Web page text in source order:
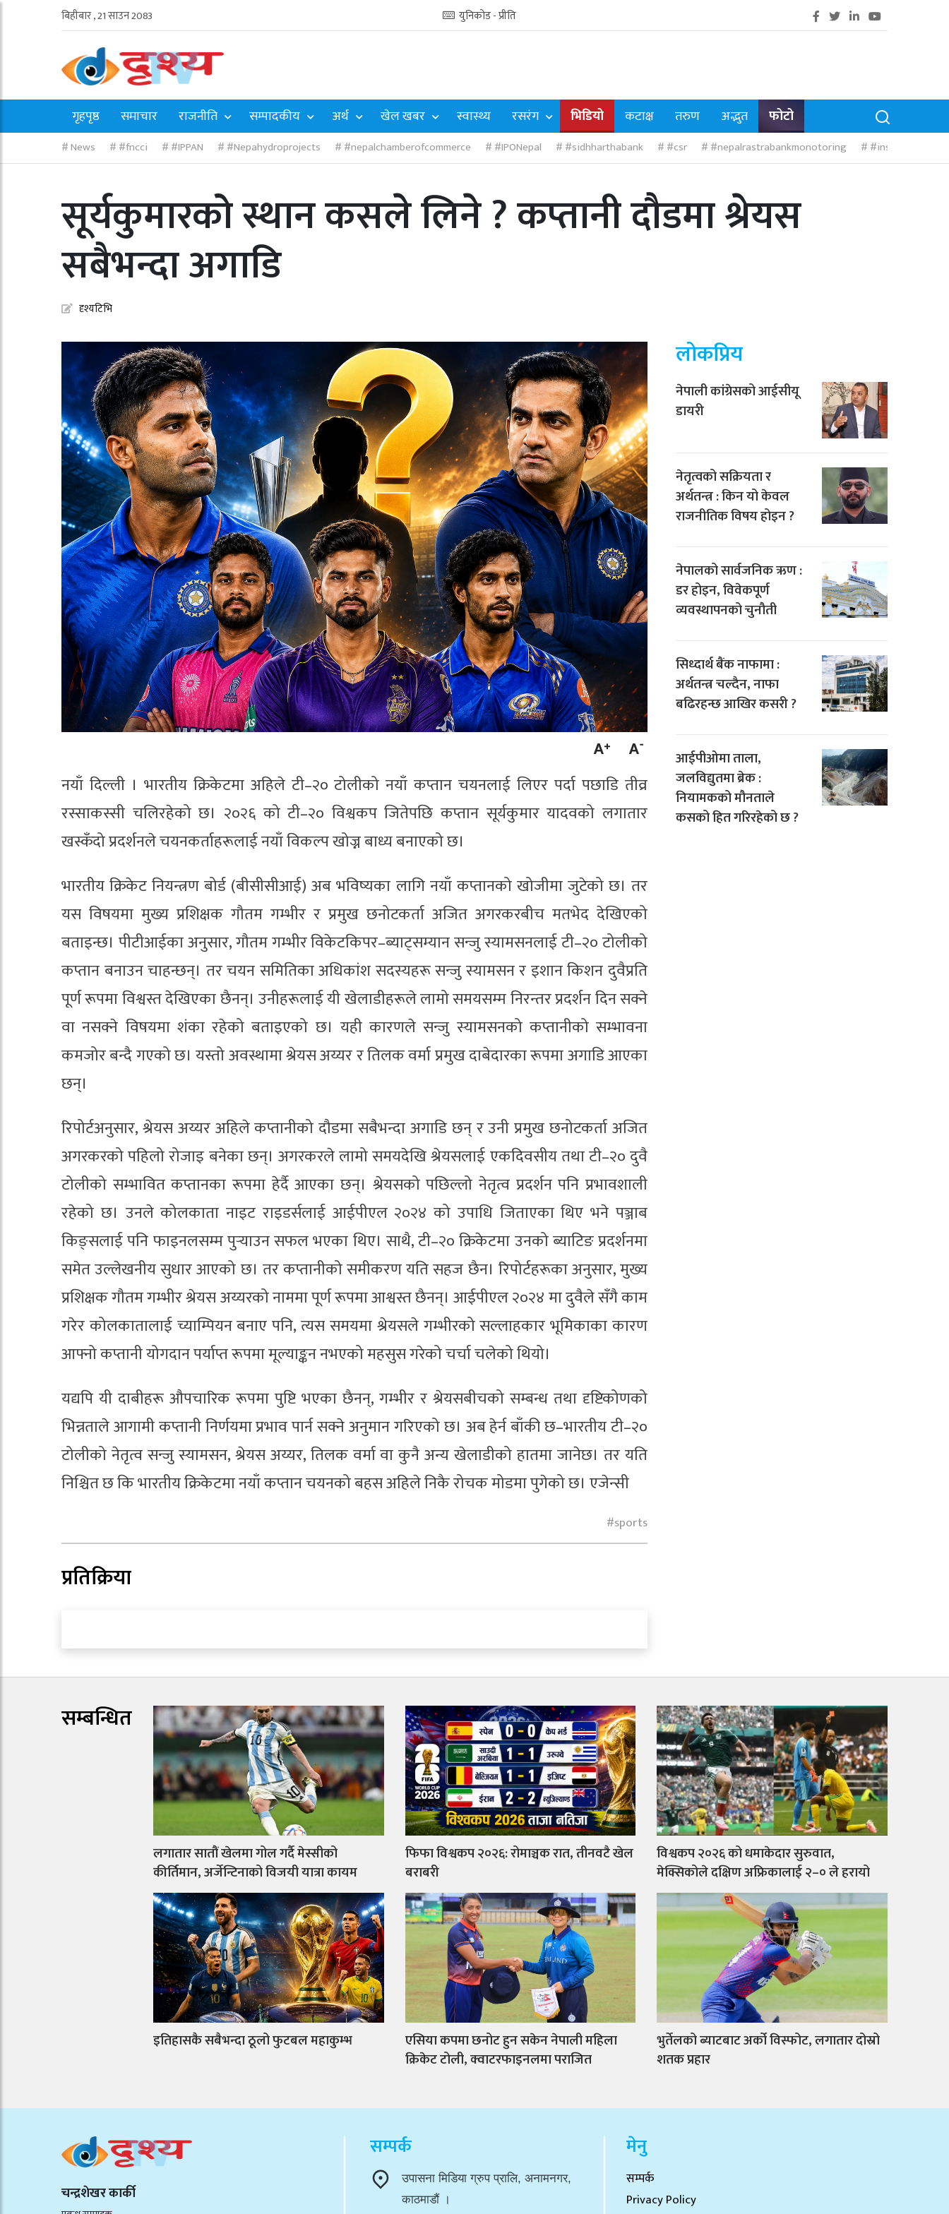
बिहीबार , 21 साउन 2083 युनिकोड - प्रीति
गृहपृष्ठ समाचार राजनीति सम्पादकीय अर्थ खेल खबर स्वास्थ्य रसरंग भिडियो कटाक्ष तरुण अद्भुत फोटो
News #fncci #IPPAN #Nepahydroprojects #nepalchamberofcommerce #IPONepal #sidhharthabank #csr #nepalrastrabankmonotoring #insurance
सूर्यकुमारको स्थान कसले लिने ? कप्तानी दौडमा श्रेयस
सबैभन्दा अगाडि
दृश्यटिभि
नयाँ दिल्ली । भारतीय क्रिकेटमा अहिले टी–२० टोलीको नयाँ कप्तान चयनलाई लिएर पर्दा पछाडि तीव्र
रस्साकस्सी चलिरहेको छ। २०२६ को टी–२० विश्वकप जितेपछि कप्तान सूर्यकुमार यादवको लगातार
खस्कँदो प्रदर्शनले चयनकर्ताहरूलाई नयाँ विकल्प खोज्न बाध्य बनाएको छ।
भारतीय क्रिकेट नियन्त्रण बोर्ड (बीसीसीआई) अब भविष्यका लागि नयाँ कप्तानको खोजीमा जुटेको छ। तर
यस विषयमा मुख्य प्रशिक्षक गौतम गम्भीर र प्रमुख छनोटकर्ता अजित अगरकरबीच मतभेद देखिएको
बताइन्छ। पीटीआईका अनुसार, गौतम गम्भीर विकेटकिपर–ब्याट्सम्यान सन्जु स्यामसनलाई टी–२० टोलीको
कप्तान बनाउन चाहन्छन्। तर चयन समितिका अधिकांश सदस्यहरू सन्जु स्यामसन र इशान किशन दुवैप्रति
पूर्ण रूपमा विश्वस्त देखिएका छैनन्। उनीहरूलाई यी खेलाडीहरूले लामो समयसम्म निरन्तर प्रदर्शन दिन सक्ने
वा नसक्ने विषयमा शंका रहेको बताइएको छ। यही कारणले सन्जु स्यामसनको कप्तानीको सम्भावना
कमजोर बन्दै गएको छ। यस्तो अवस्थामा श्रेयस अय्यर र तिलक वर्मा प्रमुख दाबेदारका रूपमा अगाडि आएका
छन्।
रिपोर्टअनुसार, श्रेयस अय्यर अहिले कप्तानीको दौडमा सबैभन्दा अगाडि छन् र उनी प्रमुख छनोटकर्ता अजित
अगरकरको पहिलो रोजाइ बनेका छन्। अगरकरले लामो समयदेखि श्रेयसलाई एकदिवसीय तथा टी–२० दुवै
टोलीको सम्भावित कप्तानका रूपमा हेर्दै आएका छन्। श्रेयसको पछिल्लो नेतृत्व प्रदर्शन पनि प्रभावशाली
रहेको छ। उनले कोलकाता नाइट राइडर्सलाई आईपीएल २०२४ को उपाधि जिताएका थिए भने पञ्जाब
किङ्सलाई पनि फाइनलसम्म पुर्‍याउन सफल भएका थिए। साथै, टी–२० क्रिकेटमा उनको ब्याटिङ प्रदर्शनमा
समेत उल्लेखनीय सुधार आएको छ। तर कप्तानीको समीकरण यति सहज छैन। रिपोर्टहरूका अनुसार, मुख्य
प्रशिक्षक गौतम गम्भीर श्रेयस अय्यरको नाममा पूर्ण रूपमा आश्वस्त छैनन्। आईपीएल २०२४ मा दुवैले सँगै काम
गरेर कोलकातालाई च्याम्पियन बनाए पनि, त्यस समयमा श्रेयसले गम्भीरको सल्लाहकार भूमिकाका कारण
आफ्नो कप्तानी योगदान पर्याप्त रूपमा मूल्याङ्कन नभएको महसुस गरेको चर्चा चलेको थियो।
यद्यपि यी दाबीहरू औपचारिक रूपमा पुष्टि भएका छैनन्, गम्भीर र श्रेयसबीचको सम्बन्ध तथा दृष्टिकोणको
भिन्नताले आगामी कप्तानी निर्णयमा प्रभाव पार्न सक्ने अनुमान गरिएको छ। अब हेर्न बाँकी छ–भारतीय टी–२०
टोलीको नेतृत्व सन्जु स्यामसन, श्रेयस अय्यर, तिलक वर्मा वा कुनै अन्य खेलाडीको हातमा जानेछ। तर यति
निश्चित छ कि भारतीय क्रिकेटमा नयाँ कप्तान चयनको बहस अहिले निकै रोचक मोडमा पुगेको छ। एजेन्सी
sports
प्रतिक्रिया
लोकप्रिय
नेपाली कांग्रेसको आईसीयू
डायरी
नेतृत्वको सक्रियता र
अर्थतन्त्र : किन यो केवल
राजनीतिक विषय होइन ?
नेपालको सार्वजनिक ऋण :
डर होइन, विवेकपूर्ण
व्यवस्थापनको चुनौती
सिध्दार्थ बैंक नाफामा :
अर्थतन्त्र चल्दैन, नाफा
बढिरहन्छ आखिर कसरी ?
आईपीओमा ताला,
जलविद्युतमा ब्रेक :
नियामकको मौनताले
कसको हित गरिरहेको छ ?
सम्बन्धित
लगातार सातौं खेलमा गोल गर्दै मेस्सीको
कीर्तिमान, अर्जेन्टिनाको विजयी यात्रा कायम
फिफा विश्वकप २०२६: रोमाञ्चक रात, तीनवटै खेल
बराबरी
विश्वकप २०२६ को धमाकेदार सुरुवात,
मेक्सिकोले दक्षिण अफ्रिकालाई २–० ले हरायो
इतिहासकै सबैभन्दा ठूलो फुटबल महाकुम्भ
एसिया कपमा छनोट हुन सकेन नेपाली महिला
क्रिकेट टोली, क्वाटरफाइनलमा पराजित
भुर्तेलको ब्याटबाट अर्को विस्फोट, लगातार दोस्रो
शतक प्रहार
चन्द्रशेखर कार्की
सम्पर्क
उपासना मिडिया ग्रुप प्रालि, अनामनगर,
काठमाडौं ।
मेनु
सम्पर्क
Privacy Policy